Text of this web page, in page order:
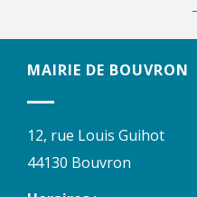
MAIRIE DE BOUVRON
12, rue Louis Guihot
44130 Bouvron